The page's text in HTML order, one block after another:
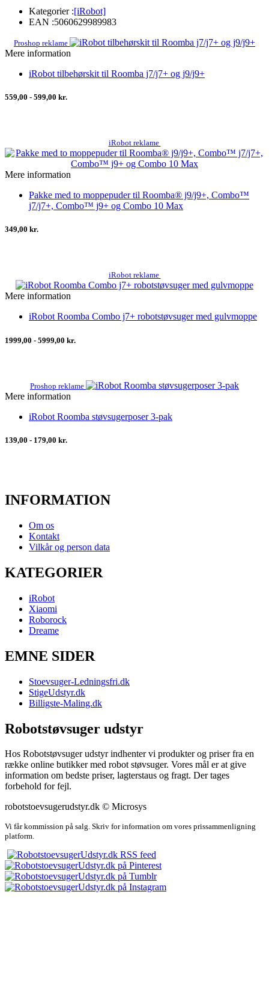
Kategorier :[iRobot]
EAN :5060629989983
Proshop reklame
Mere information
iRobot tilbehørskit til Roomba j7/j7+ og j9/j9+
559,00 - 599,00 kr.
iRobot reklame
Mere information
Pakke med to moppepuder til Roomba® j9/j9+, Combo™
j7/j7+, Combo™ j9+ og Combo 10 Max
349,00 kr.
iRobot reklame
Mere information
iRobot Roomba Combo j7+ robotstøvsuger med gulvmoppe
1999,00 - 5999,00 kr.
Proshop reklame
Mere information
iRobot Roomba støvsugerposer 3-pak
139,00 - 179,00 kr.
INFORMATION
Om os
Kontakt
Vilkår og person data
KATEGORIER
iRobot
Xiaomi
Roborock
Dreame
EMNE SIDER
Stoevsuger-Ledningsfri.dk
StigeUdstyr.dk
Billigste-Maling.dk
Robotstøvsuger udstyr
Hos Robotstøvsuger udstyr indhenter vi produkter og priser fra en
række online butikker med robot støvsuger. Vores mål er at give
information om bedste priser, lagterstaus og fragt. Der tages
forbehold for fejl.
robotstoevsugerudstyr.dk © Microsys
Vi får kommission på salg. Skriv for information om vores prissammenligning
platform.